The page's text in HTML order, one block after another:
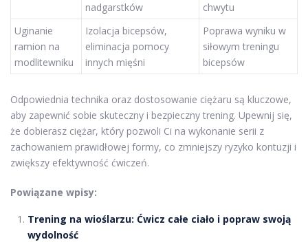
nadgarstków
chwytu
Uginanie
ramion na
modlitewniku
Izolacja bicepsów,
eliminacja pomocy
innych mięśni
Poprawa wyniku w
siłowym treningu
bicepsów
Odpowiednia technika oraz dostosowanie ciężaru są kluczowe,
aby zapewnić sobie skuteczny i bezpieczny trening. Upewnij się,
że dobierasz ciężar, który pozwoli Ci na wykonanie serii z
zachowaniem prawidłowej formy, co zmniejszy ryzyko kontuzji i
zwiększy efektywność ćwiczeń.
Powiązane wpisy:
Trening na wioślarzu: Ćwicz całe ciało i popraw swoją
wydolność